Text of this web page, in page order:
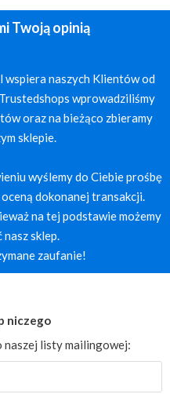
Twoją opinią
naszych Klientów od
wprowadziliśmy
oraz na bieżąco zbieramy
sklepie.
wyślemy do Ciebie prośbę
dokonanej transakcji.
na tej podstawie możemy
sklep.
zaufanie!
niczego
naszej listy mailingowej: